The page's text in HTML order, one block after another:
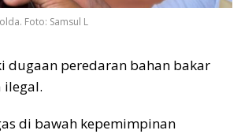
Foto: Samsul L
dugaan peredaran bahan bakar
ilegal.
di bawah kepemimpinan